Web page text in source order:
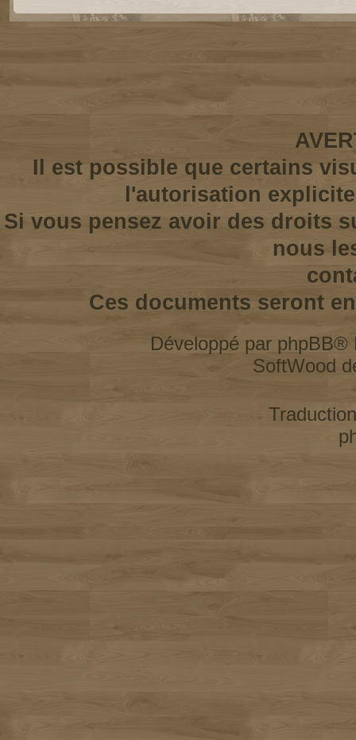
Il est possible que certains
l'autorisation
Si vous pensez avoir des droits
nous
Ces documents seront
Développé par phpBB®
SoftWood